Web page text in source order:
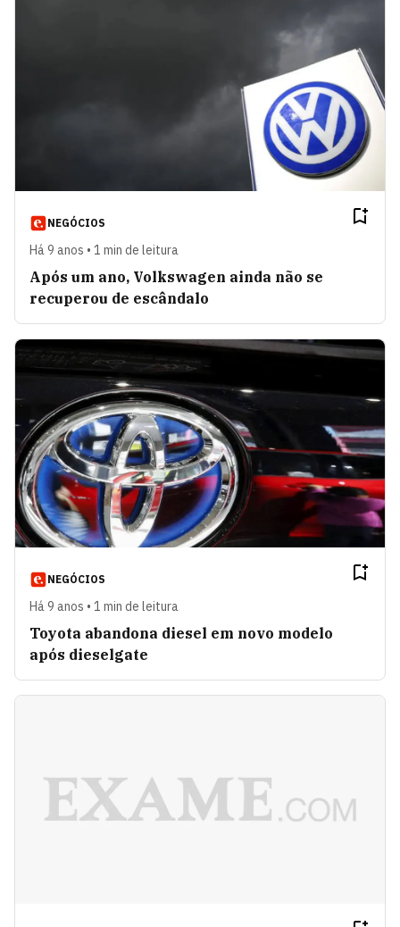
NEGÓCIOS
Há 9 anos • 1 min de leitura
Após um ano, Volkswagen ainda não se
recuperou de escândalo
NEGÓCIOS
Há 9 anos • 1 min de leitura
Toyota abandona diesel em novo modelo
após dieselgate